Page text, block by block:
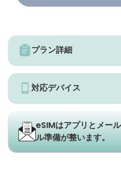
プラン詳細
対応デバイス
eSIMはアプリとメー
ル準備が整います。